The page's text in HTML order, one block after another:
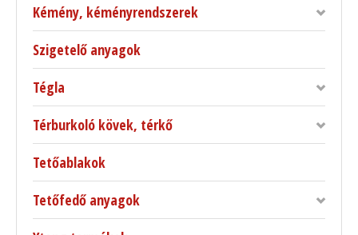
Kémény, kéményrendszerek
Szigetelő anyagok
Tégla
Térburkoló kövek, térkő
Tetőablakok
Tetőfedő anyagok